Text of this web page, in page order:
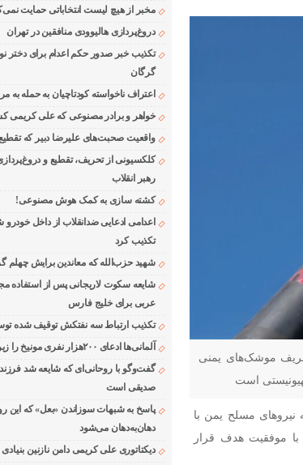
حریف موشک‌های یمنی
است
نیروهای مسلح یمن با
را با موفقیت هدف قرار
مخبر از هیچ لیست انتخاباتی حمایت
دروغ‌پردازی هالیوودی منافقین در تهران
تکذیب خبر صدور حکم اعدام برای دختر
گرگان
اعتراف ناخواسته کودتاچیان به حمله به
خواهر و برادر مصنوعی که علی کریمی
واقعیت صحبت‌های علیرضا دبیر که
کلکسیونی از تحریف، تقطیع و
رهبر انقلاب
کشته سازی به کمک هوش مصنوعی!
اعدامی ادعایی ضدانقلاب از داخل خودرو
تکذیب کرد
شهید حزب‌الله که معاندین برایش چهلم
شایعه سکوت لاریجانی پس از استفاده
عربی برای خلیج فارس
تکذیب ارتباط سه نفتکش توقیف شده
آلمانی‌ها ادعای ۲۰۰هزار نفری مونیخ را زیر سوال بردند
گفت‌وگو با روحانی‌ای که شایعه شد
صدیقی است
پاسخ به شبهات سوزاندن «بعل» که این
دهان‌به‌دهان می‌شود
دیکتاتوری علی کریمی دامن نازنین